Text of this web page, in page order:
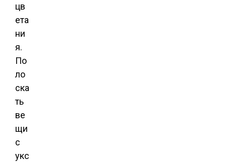
цв
ета
ни
я.
По
ло
ска
ть
ве
щи
с
укс